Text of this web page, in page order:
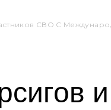
СВО С
и